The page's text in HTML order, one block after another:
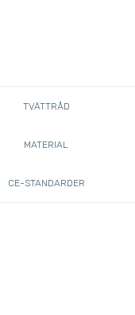
TVÄTTRÅD
MATERIAL
CE-STANDARDER